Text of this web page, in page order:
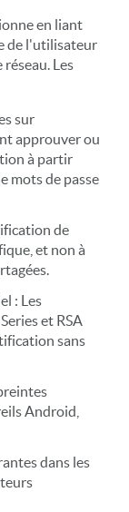
en liant
de l'utilisateur
Les
sur
approuver ou
à partir
mots de passe
de
et non à
: Les
et RSA
sans
Android,
dans les